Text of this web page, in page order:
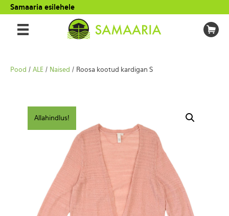
Samaaria esilehele
Pood / ALE / Naised / Roosa kootud kardigan S
Allahindlus!